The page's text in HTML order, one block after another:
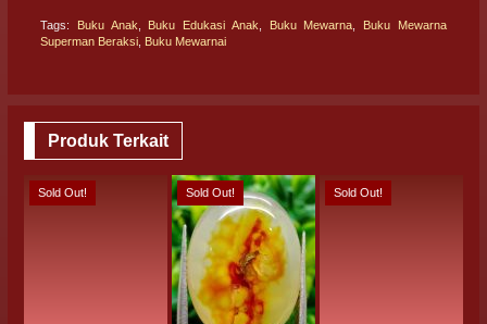
Tags: Buku Anak Buku Edukasi Anak Buku Mewarna
Buku Mewarna
Superman Beraksi Buku Mewarnai
Produk Terkait
Sold Out! Sold Out! Sold Out!